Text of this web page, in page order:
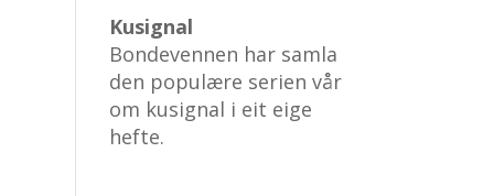
Kusignal
Bondevennen har samla
den populære serien vår
om kusignal i eit eige
hefte.